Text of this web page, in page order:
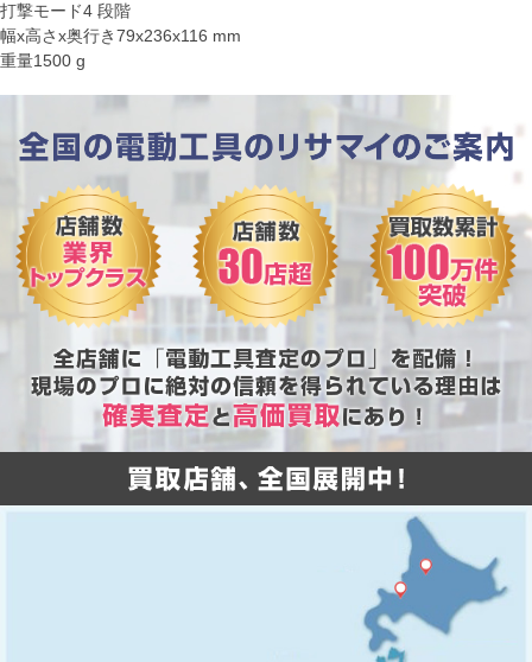
打撃モード4 段階
幅x高さx奥行き79x236x116 mm
重量1500 g